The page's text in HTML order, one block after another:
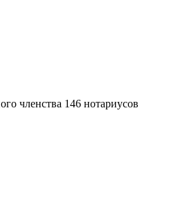
членства 146 нотариусов